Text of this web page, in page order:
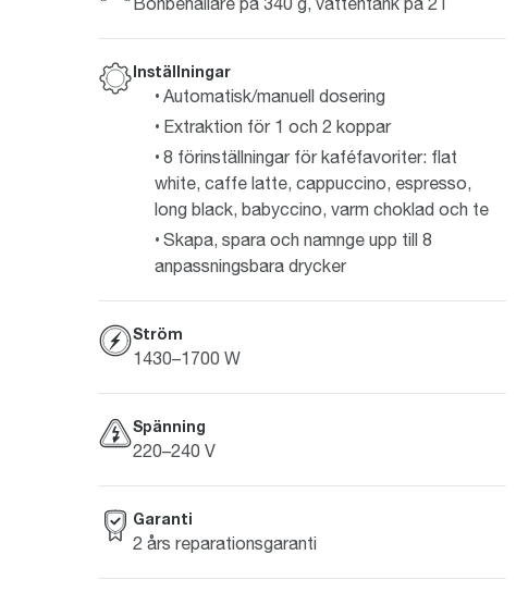
Inställningar
Automatisk/manuell dosering
Extraktion för 1 och 2 koppar
8 förinställningar för kaféfavoriter: flat
white, caffe latte, cappuccino, espresso,
long black, babyccino, varm choklad och te
Skapa, spara och namnge upp till 8
anpassningsbara drycker
Ström
1430–1700 W
Spänning
220–240 V
Garanti
2 års reparationsgaranti